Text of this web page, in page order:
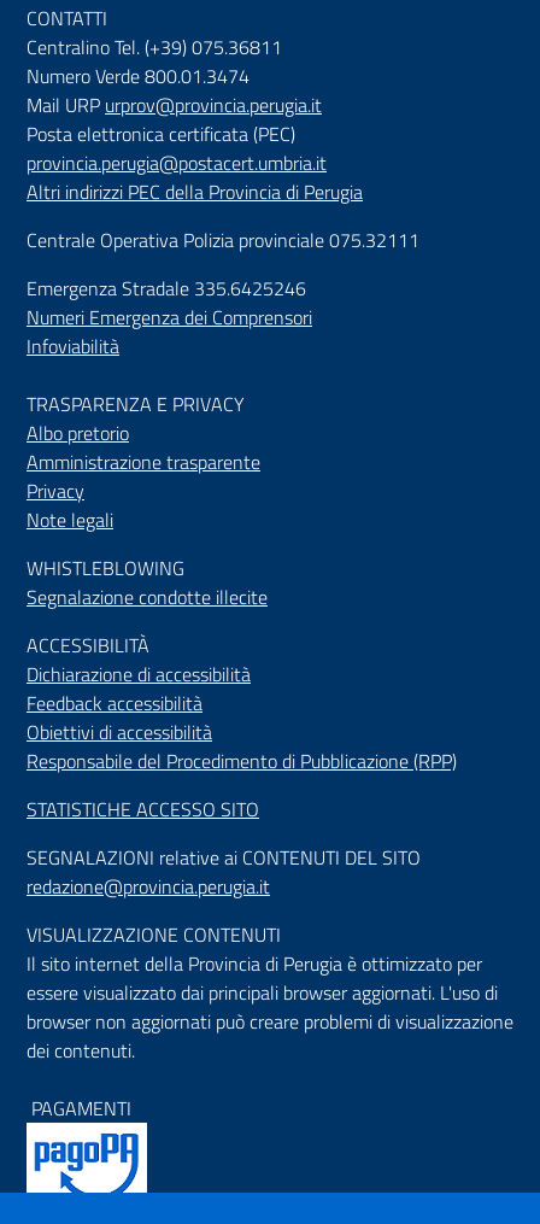
CONTATTI
Centralino Tel. (+39) 075.36811
Numero Verde 800.01.3474
Mail URP urprov@provincia.perugia.it
Posta elettronica certificata (PEC)
provincia.perugia@postacert.umbria.it
Altri indirizzi PEC della Provincia di Perugia
Centrale Operativa Polizia provinciale 075.32111
Emergenza Stradale 335.6425246
Numeri Emergenza dei Comprensori
Infoviabilità
TRASPARENZA E PRIVACY
Albo pretorio
Amministrazione trasparente
Privacy
Note legali
WHISTLEBLOWING
Segnalazione condotte illecite
ACCESSIBILITÀ
Dichiarazione di accessibilità
Feedback accessibilità
Obiettivi di accessibilità
Responsabile del Procedimento di Pubblicazione (RPP)
STATISTICHE ACCESSO SITO
SEGNALAZIONI relative ai CONTENUTI DEL SITO
redazione@provincia.perugia.it
VISUALIZZAZIONE CONTENUTI
Il sito internet della Provincia di Perugia è ottimizzato per
essere visualizzato dai principali browser aggiornati. L'uso di
browser non aggiornati può creare problemi di visualizzazione
dei contenuti.
PAGAMENTI